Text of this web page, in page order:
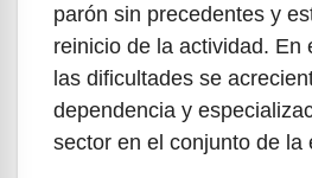
parón sin precedentes y
reinicio de la actividad. En
las dificultades se
dependencia y
sector en el conjunto de la